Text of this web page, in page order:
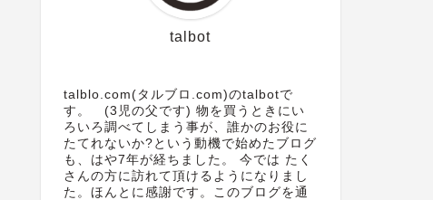
talbot
talblo.com(タルブロ.com)のtalbotで
す。 (3児の父です) 物を買うときにい
ろいろ調べてしまう事が、誰かのお役に
たてれないか?という動機で始めたブログ
も、はや7年が経ちました。 今では たく
さんの方に訪れて頂けるようになりまし
た。ほんとに感謝です。このブログを通